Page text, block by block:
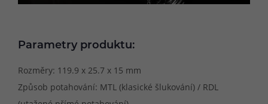
Parametry produktu:
Rozměry: 119.9 x 25.7 x 15 mm
Způsob potahování: MTL (klasické šlukování) / RDL